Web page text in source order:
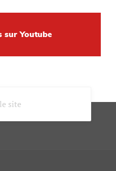
sur Youtube